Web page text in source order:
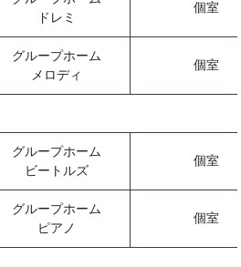
ドレミ
個室
グループホーム
メロディ
個室
グループホーム
ビートルズ
個室
グループホーム
ピアノ
個室